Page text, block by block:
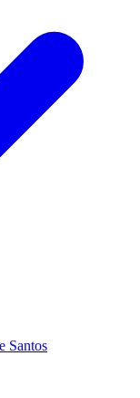
Santos